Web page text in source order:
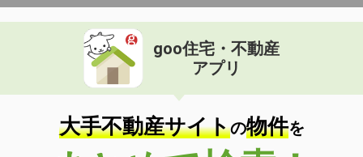
goo住宅・不動産
アプリ
大手不動産サイトの物件を